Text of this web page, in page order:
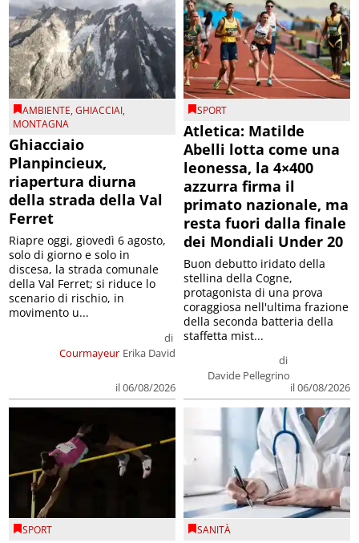
AMBIENTE,GHIACCIAI,
MONTAGNA
Ghiacciaio
Planpincieux,
riapertura diurna
della strada della Val
Ferret
Courmayeur
di
Erika David
il 06/08/2026
Riapre oggi, giovedì 6 agosto,
solo di giorno e solo in
discesa, la strada comunale
della Val Ferret; si riduce lo
scenario di rischio, in
movimento u...
SPORT
Atletica: Matilde
Abelli lotta come una
leonessa, la 4×400
azzurra firma il
primato nazionale, ma
resta fuori dalla finale
dei Mondiali Under 20
di
Davide Pellegrino
il 06/08/2026
Buon debutto iridato della
stellina della Cogne,
protagonista di una prova
coraggiosa nell'ultima frazione
della seconda batteria della
staffetta mist...
SPORT SANITÀ